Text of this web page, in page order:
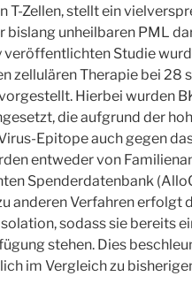
T-Zellen, stellt ein
bislang unheilbaren PML
veröffentlichten Studie
zellulären Therapie bei 28
Hierbei wurden
die aufgrund der
Epitope auch gegen
entweder von
Spenderdatenbank
anderen Verfahren erfolgt
sodass sie bereits
stehen. Dies
im Vergleich zu